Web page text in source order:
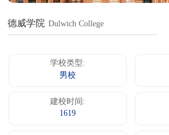
德威学院 Dulwich College
学校类型:
男校
建校时间:
1619